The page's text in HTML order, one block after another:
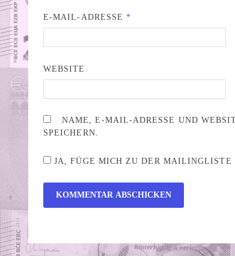
E-MAIL-ADRESSE *
WEBSITE
NAME, E-MAIL-ADRESSE UND
SPEICHERN.
JA, FÜGE MICH ZU DER MAILINGLISTE